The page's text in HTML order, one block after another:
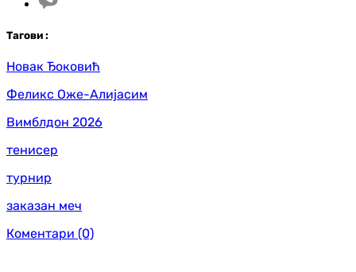
Тагови :
Новак Ђоковић
Феликс Оже-Алијасим
Вимблдон 2026
тенисер
турнир
заказан меч
Коментари (0)